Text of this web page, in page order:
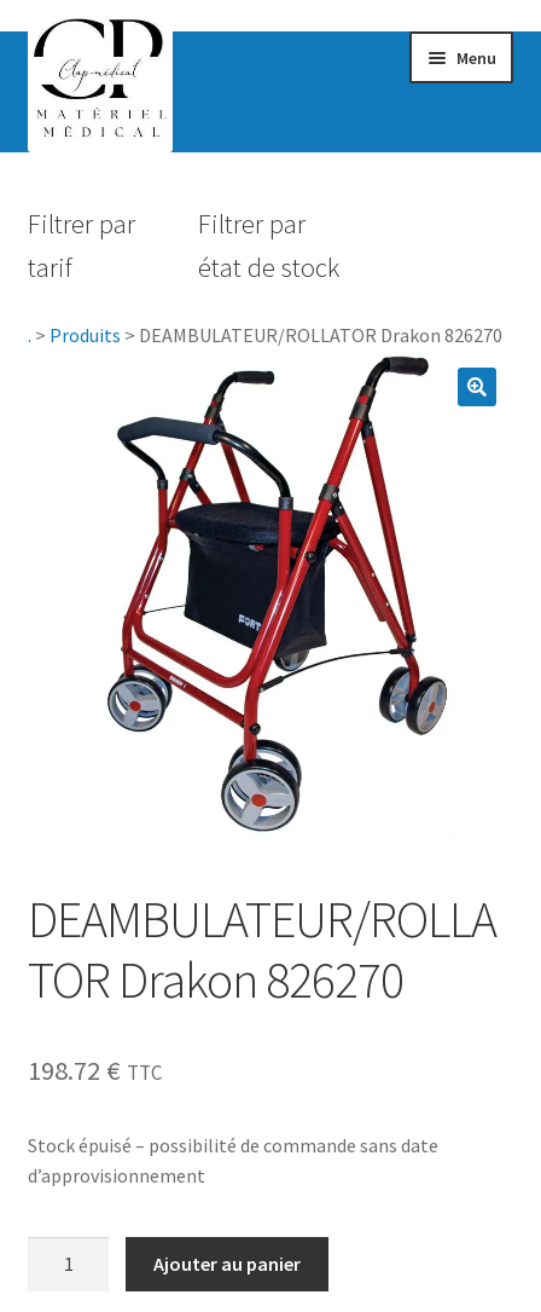
Menu
Hygiène
Accessoires Salle de bain
Vêtements & Chaussures
0.00 €
Filtrer par
tarif
Filtrer par
état de stock
. > Produits > DEAMBULATEUR/ROLLATOR Drakon 826270
DEAMBULATEUR/ROLLA
TOR Drakon 826270
198.72 € TTC
Stock épuisé – possibilité de commande sans date
d’approvisionnement
Ajouter au panier